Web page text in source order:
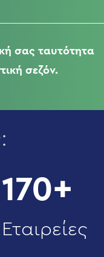
σας ταυτότητα
σεζόν.
170+
Εταιρείες